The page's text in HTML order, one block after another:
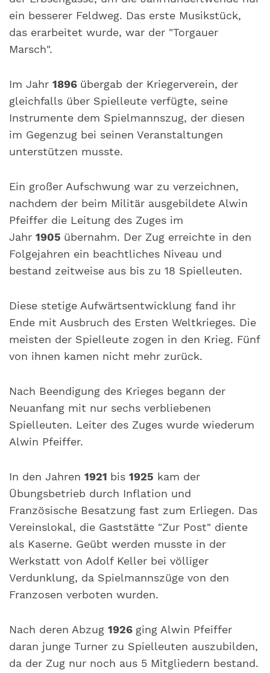
ein besserer Feldweg. Das erste Musikstück,
das erarbeitet wurde, war der "Torgauer
Marsch".
Im Jahr 1896 übergab der Kriegerverein, der
gleichfalls über Spielleute verfügte, seine
Instrumente dem Spielmannszug, der diesen
im Gegenzug bei seinen Veranstaltungen
unterstützen musste.
Ein großer Aufschwung war zu verzeichnen,
nachdem der beim Militär ausgebildete Alwin
Pfeiffer die Leitung des Zuges im
Jahr 1905 übernahm. Der Zug erreichte in den
Folgejahren ein beachtliches Niveau und
bestand zeitweise aus bis zu 18 Spielleuten.
Diese stetige Aufwärtsentwicklung fand ihr
Ende mit Ausbruch des Ersten Weltkrieges. Die
meisten der Spielleute zogen in den Krieg. Fünf
von ihnen kamen nicht mehr zurück.
Nach Beendigung des Krieges begann der
Neuanfang mit nur sechs verbliebenen
Spielleuten. Leiter des Zuges wurde wiederum
Alwin Pfeiffer.
In den Jahren 1921 bis 1925 kam der
Übungsbetrieb durch Inflation und
Französische Besatzung fast zum Erliegen. Das
Vereinslokal, die Gaststätte "Zur Post" diente
als Kaserne. Geübt werden musste in der
Werkstatt von Adolf Keller bei völliger
Verdunklung, da Spielmannszüge von den
Franzosen verboten wurden.
Nach deren Abzug 1926 ging Alwin Pfeiffer
daran junge Turner zu Spielleuten auszubilden,
da der Zug nur noch aus 5 Mitgliedern bestand.